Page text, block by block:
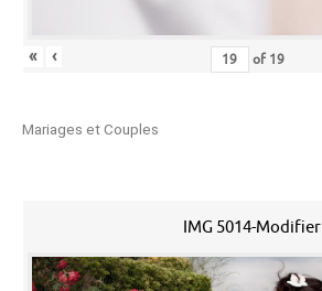
« ‹ of 19
Mariages et Couples
IMG 5014-Modifier